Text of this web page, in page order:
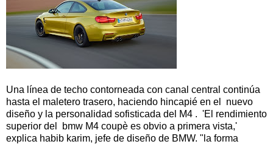
Una línea de techo contorneada con canal central continúa
hasta el maletero trasero, haciendo hincapié en el nuevo
diseño y la personalidad sofisticada del M4 . 'El rendimiento
superior del bmw M4 coupè es obvio a primera vista,'
explica habib karim, jefe de diseño de BMW. "la forma